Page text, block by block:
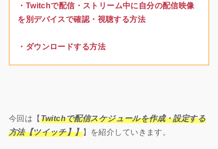
・Twitchで配信・ストリーム中に自分の配信映像
を別デバイスで確認・視聴する方法
・ダウンロードする方法
今回は【Twitchで配信スケジュールを作成・設定する
方法【ツイッチ】】】を紹介していきます。